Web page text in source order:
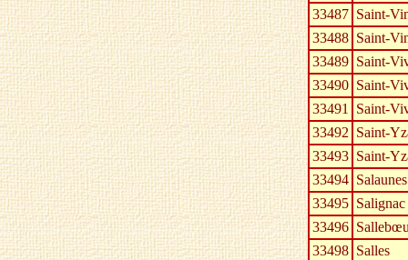
33487 Saint-
33488 Saint-
33489 Saint-
33490 Saint-
33491 Saint-
33492 Saint-
33493 Saint-
33494 Salaunes
33495 Salignac
33496
33498 Salles